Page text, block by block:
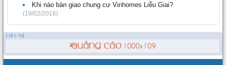
Khi nào bàn giao chung cư Vinhomes Liễu Giai?
(19/02/2016)